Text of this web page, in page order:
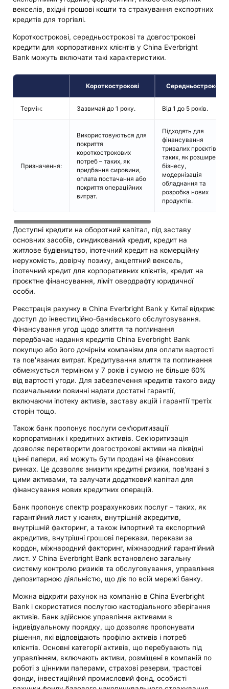
векселів, вхідні грошові кошти та страхування експортних
кредитів для торгівлі.
Короткострокові, середньострокові та довгострокові
кредити для корпоративних клієнтів у China Everbright
Bank можуть включати такі характеристики.
Короткострокові Середньострокові
Термін: Зазвичай до 1 року. Від 1 до 5 років.
Призначення:
Використовуються для
покриття
короткострокових
потреб – таких, як
придбання сировини,
оплата постачання або
покриття операційних
витрат.
Підходять для
фінансування
тривалих проєктів –
таких, як розширення
бізнесу,
модернізація
обладнання та
розробка нових
продуктів.
Доступні кредити на оборотний капітал, під заставу
основних засобів, синдикований кредит, кредит на
житлове будівництво, іпотечний кредит на комерційну
нерухомість, довірчу позику, акцептний вексель,
іпотечний кредит для корпоративних клієнтів, кредит на
проєктне фінансування, ліміт овердрафту юридичної
особи.
Реєстрація рахунку в China Everbright Bank у Китаї відкриє
доступ до інвестиційно-банківського обслуговування.
Фінансування угод щодо злиття та поглинання
передбачає надання кредитів China Everbright Bank
покупцю або його дочірнім компаніям для оплати вартості
та пов'язаних витрат. Кредитування злиття та поглинання
обмежується терміном у 7 років і сумою не більше 60%
від вартості угоди. Для забезпечення кредитів такого виду
позичальники повинні надати достатні гарантії,
включаючи іпотеку активів, заставу акцій і гарантії третіх
сторін тощо.
Також банк пропонує послуги сек'юритизації
корпоративних і кредитних активів. Сек'юритизація
дозволяє перетворити довгострокові активи на ліквідні
цінні папери, які можуть бути продані на фінансових
ринках. Це дозволяє знизити кредитні ризики, пов'язані з
цими активами, та залучати додатковий капітал для
фінансування нових кредитних операцій.
Банк пропонує спектр розрахункових послуг – таких, як
гарантійний лист у юанях, внутрішній акредитив,
внутрішній факторинг, а також імпортний та експортний
акредитив, внутрішні грошові перекази, перекази за
кордон, міжнародний факторинг, міжнародний гарантійний
лист. У China Everbright Bank встановлено загальну
систему контролю ризиків та обслуговування, управління
депозитарною діяльністю, що діє по всій мережі банку.
Можна відкрити рахунок на компанію в China Everbright
Bank і скористатися послугою кастодіального зберігання
активів. Банк здійснює управління активами в
індивідуальному порядку, що дозволяє пропонувати
рішення, які відповідають профілю активів і потреб
клієнтів. Основні категорії активів, що перебувають під
управлінням, включають активи, розміщені в компаній по
роботі з цінними паперами, страхові резерви, трастові
фонди, інвестиційний промисловий фонд, особисті